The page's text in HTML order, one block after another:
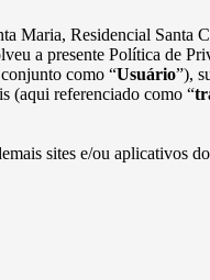
Maria, Residencial
a presente Política de
como “Usuário”),
(aqui referenciado como “
sites e/ou aplicativos do